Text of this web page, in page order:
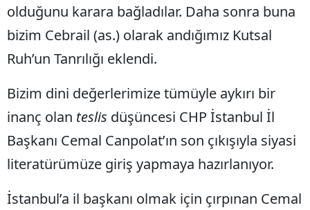
olduğunu karara bağladılar. Daha sonra buna
bizim Cebrail (as.) olarak andığımız Kutsal
Ruh’un Tanrılığı eklendi.
Bizim dini değerlerimize tümüyle aykırı bir
inanç olan teslis düşüncesi CHP İstanbul İl
Başkanı Cemal Canpolat’ın son çıkışıyla siyasi
literatürümüze giriş yapmaya hazırlanıyor.
İstanbul’a il başkanı olmak için çırpınan Cemal